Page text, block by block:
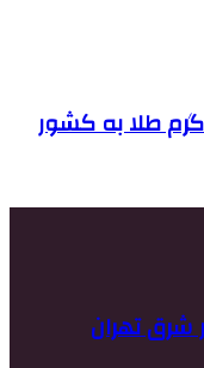
امانت ۱۲ کیلوگرم طلا به کشور
تهران